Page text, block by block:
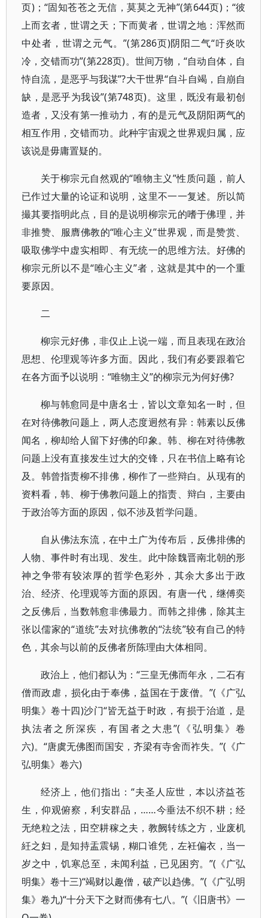
页)；“固知苍苍之无信，莫莫之无神”(第644页)；“彼
上而玄者，世谓之天；下而黄者，世谓之地：浑然而
中处者，世谓之元气。”(第286页)阴阳二气“吁炎吹
冷，交错而功”(第228页)。世间万物，“自动自体，自
恃自流，是恶乎与我谋”?大干世界“自斗自竭，自崩自
缺，是恶乎为我设”(第748页)。这里，既没有最初创
造者，又没有第一推动力，有的是元气及阴阳两气的
相互作用，交错而功。此种宇宙观之世界观归属，应
该说是毋庸置疑的。
关于柳宗元自然观的“唯物主义”性质问题，前人
已作过大量的论证和说明，这里不一一复述。所以简
撮其要指明此点，目的是说明柳宗元的嗜于佛理，并
非推赞、服膺佛教的“唯心主义’’世界观，而是赞赏、
吸取佛学中虚实相即、有无统一的思维方法。好佛的
柳宗元所以不是“唯心主义”者，这就是其中的一个重
要原因。
二
柳宗元好佛，非仅止上说一端，而且表现在政治
思想、伦理观等许多方面。因此，我们有必要跟着它
在各方面予以说明：“唯物主义”的柳宗元为何好佛?
柳与韩愈同是中唐名士，皆以文章知名一时，但
在对待佛教问题上，两人态度迥然有异：韩素以反佛
闻名，柳却给人留下好佛的印象。韩、柳在对待佛教
问题上没有直接发生过大的交锋，只在书信上略有论
及。韩曾指责柳不排佛，柳作了一些辩白。从现有的
资料看，韩、柳于佛教问题上的指责、辩白，主要由
于政治等方面的原因，似不涉及哲学问题。
自从佛法东流，在中土广为传布后，反佛排佛的
人物、事件时有出现、发生。此中除魏晋南北朝的形
神之争带有较浓厚的哲学色彩外，其余大多出于政
治、经济、伦理观等方面的原因。有唐一代，继傅奕
之反佛后，当数韩愈非佛最力。而韩之排佛，除其主
张以儒家的“道统”去对抗佛教的“法统”较有自己的特
色，其余与以前的反佛者所陈理由大体相同。
政治上，他们都认为：“三皇无佛而年永，二石有
僧而政虐，损化由于奉佛，益国在于废僧。”(《广弘
明集》卷十四)沙门“皆无益于时政，有损于治道，是
执法者之所深疾，有国者之大患”(《弘明集》卷
六)。“唐虞无佛图而国安，齐梁有寺舍而祚失。”(《广
弘明集》卷六)
经济上，他们指出：“夫圣人应世，本以济益苍
生，仰观俯察，利安群品，……今垂法不织不耕；经
无绝粒之法，田空耕稼之夫，教阙转练之方，业废机
紝之妇，是知持盂震锡，糊口谁凭，左衽偏衣，当一
岁之中，饥寒总至，未闻利益，已见困穷。”(《广弘
明集》卷十三)“竭财以趣僧，破产以趋佛。”(《广弘明
集》卷九)“十分天下之财而佛有七八。”(《旧唐书》一